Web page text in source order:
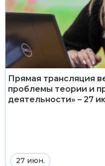
Прямая трансляция
проблемы теории и
деятельности» – 27
27 июн.